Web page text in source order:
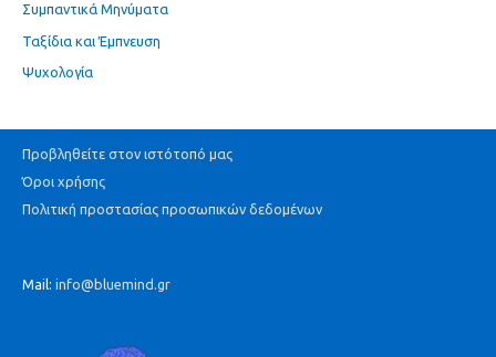
Συμπαντικά Μηνύματα
Ταξίδια και Έμπνευση
Ψυχολογία
Προβληθείτε στον ιστότοπό μας
Όροι χρήσης
Πολιτική προστασίας προσωπικών δεδομένων
Mail: info@bluemind.gr